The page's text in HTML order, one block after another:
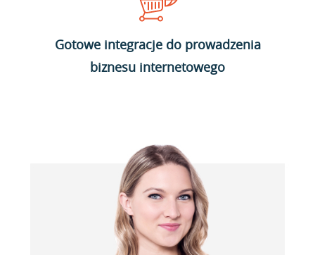
Gotowe integracje do prowadzenia
biznesu internetowego